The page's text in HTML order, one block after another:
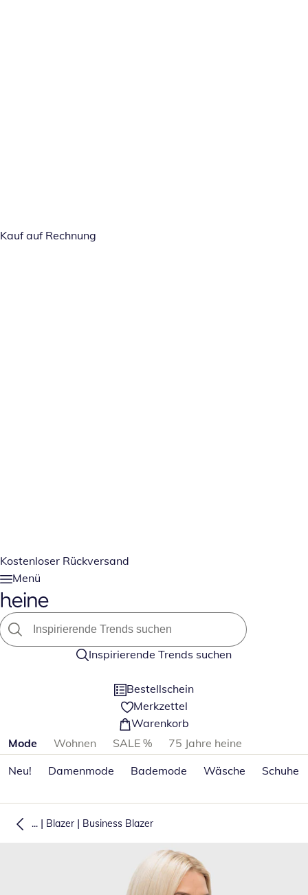
Kauf auf Rechnung
Kostenloser Rückversand
Menü
Inspirierende Trends suchen
Bestellschein
Merkzettel
Warenkorb
Produktkategorien überspringen
Mode Wohnen SALE %
75 Jahre heine
Neu!
Damenmode Bademode Wäsche Schuhe
... | Blazer | Business Blazer